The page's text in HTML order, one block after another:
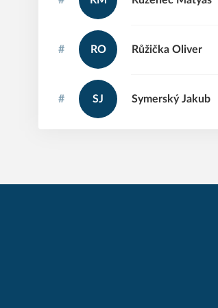
# RO Oliver
Růžička
# SJ Jakub
Symerský